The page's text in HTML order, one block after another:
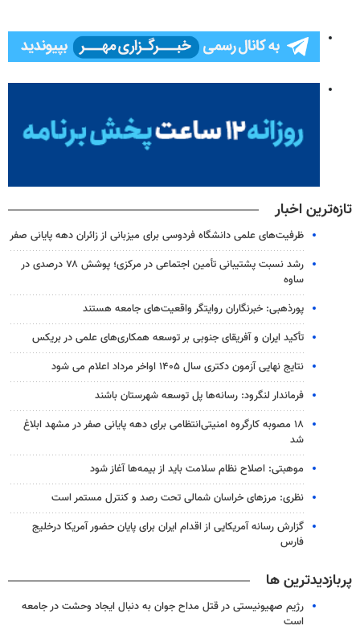
تازه‌ترین اخبار
ظرفیت‌های علمی دانشگاه فردوسی برای میزبانی از زائران دهه پایانی صفر
رشد نسبت پشتیبانی تأمین اجتماعی در مرکزی؛ پوشش ۷۸ درصدی در
ساوه
پورذهبی: خبرنگاران روایتگر واقعیت‌های جامعه‌ هستند
تأکید ایران و آفریقای جنوبی بر توسعه همکاری‌های علمی در بریکس
نتایج نهایی آزمون دکتری سال ۱۴۰۵ اواخر مرداد اعلام می شود
فرماندار لنگرود: رسانه‌ها پل توسعه شهرستان باشند
۱۸ مصوبه کارگروه امنیتی‌انتظامی برای دهه پایانی صفر در مشهد ابلاغ
شد
موهبتی: اصلاح نظام سلامت باید از بیمه‌ها آغاز شود
نظری: مرزهای خراسان شمالی تحت رصد و کنترل مستمر است
گزارش رسانه آمریکایی از اقدام ایران برای پایان حضور آمریکا درخلیج
فارس
پربازدیدترین ها
رژیم صهیونیستی در قتل مداح جوان به دنبال ایجاد وحشت در جامعه
است